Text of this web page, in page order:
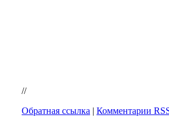
//
Обратная ссылка | Комментарии